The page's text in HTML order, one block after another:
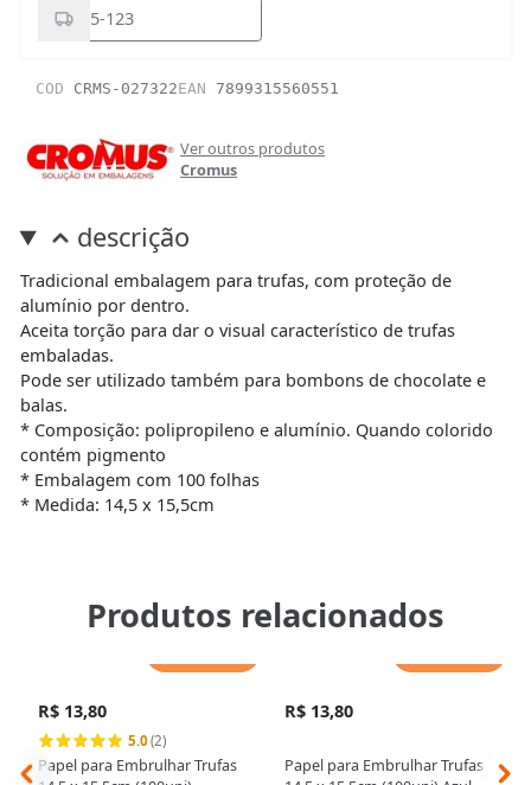
COD CRMS-027322EAN 7899315560551
Ver outros produtos
Cromus
descrição
Tradicional embalagem para trufas, com proteção de
alumínio por dentro.
Aceita torção para dar o visual característico de trufas
embaladas.
Pode ser utilizado também para bombons de chocolate e
balas.
* Composição: polipropileno e alumínio. Quando colorido
contém pigmento
* Embalagem com 100 folhas
* Medida: 14,5 x 15,5cm
Produtos relacionados
R$ 13,80
5.0(2)
Papel para Embrulhar Trufas
R$ 13,80
Papel para Embrulhar Trufas